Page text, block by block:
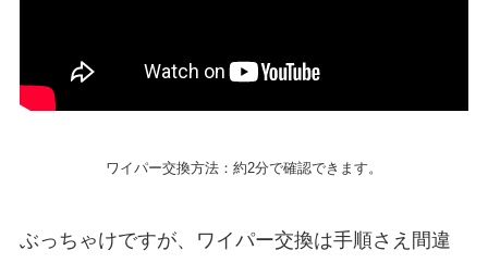
ワイパー交換方法：約2分で確認できます。
ぶっちゃけですが、ワイパー交換は手順さえ間違